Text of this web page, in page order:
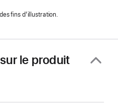
fins d’illustration.
le produit